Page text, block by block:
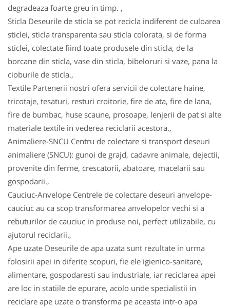
degradeaza foarte greu in timp. ,
Sticla Deseurile de sticla se pot recicla indiferent de culoarea
sticlei, sticla transparenta sau sticla colorata, si de forma
sticlei, colectate fiind toate produsele din sticla, de la
borcane din sticla, vase din sticla, bibeloruri si vaze, pana la
cioburile de sticla.,
Textile Partenerii nostri ofera servicii de colectare haine,
tricotaje, tesaturi, resturi croitorie, fire de ata, fire de lana,
fire de bumbac, huse scaune, prosoape, lenjerii de pat si alte
materiale textile in vederea reciclarii acestora.,
Animaliere-SNCU Centru de colectare si transport deseuri
animaliere (SNCU): gunoi de grajd, cadavre animale, dejectii,
provenite din ferme, crescatorii, abatoare, macelarii sau
gospodarii.,
Cauciuc-Anvelope Centrele de colectare deseuri anvelope-
cauciuc au ca scop transformarea anvelopelor vechi si a
rebuturilor de cauciuc in produse noi, perfect utilizabile, cu
ajutorul reciclarii.,
Ape uzate Deseurile de apa uzata sunt rezultate in urma
folosirii apei in diferite scopuri, fie ele igienico-sanitare,
alimentare, gospodaresti sau industriale, iar reciclarea apei
are loc in statiile de epurare, acolo unde specialistii in
reciclare ape uzate o transforma pe aceasta intr-o apa